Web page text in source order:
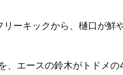
ーキックから、樋口が鮮
、エースの鈴木がトドメ